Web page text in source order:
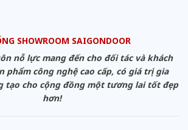
SHOWROOM SAIGONDOOR
nỗ lực mang đến cho đối tác và khách
phẩm công nghệ cao cấp, có giá trị gia
tạo cho cộng đồng một tương lai tốt đẹp
hơn!